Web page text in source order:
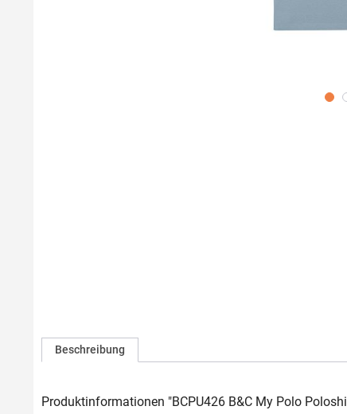
Beschreibung
Produktinformationen "BCPU426 B&C My Polo